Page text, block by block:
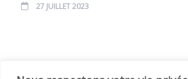
27 JUILLET 2023